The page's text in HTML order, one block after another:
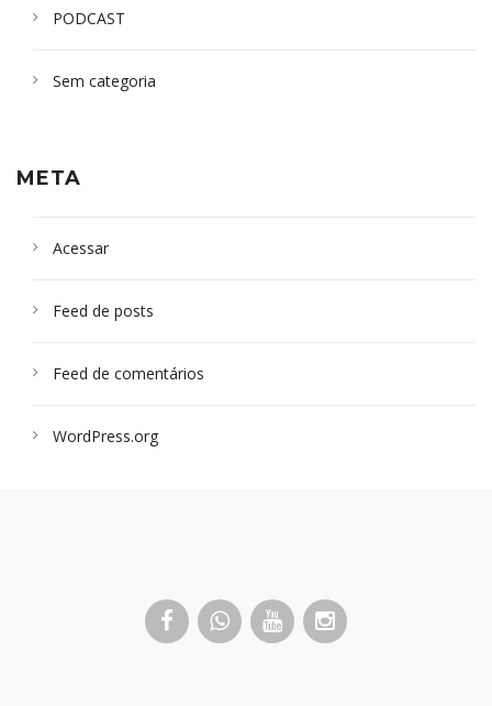
PODCAST
Sem categoria
META
Acessar
Feed de posts
Feed de comentários
WordPress.org